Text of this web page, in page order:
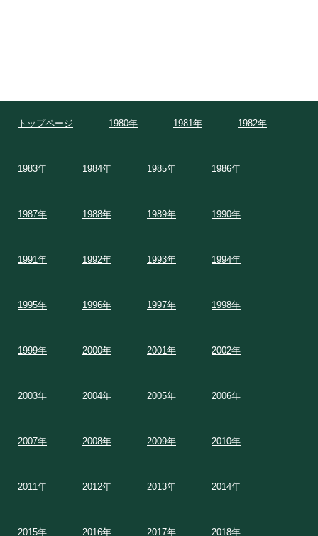
トップページ 1980年 1981年 1982年
1983年 1984年 1985年 1986年
1987年 1988年 1989年 1990年
1991年 1992年 1993年 1994年
1995年 1996年 1997年 1998年
1999年 2000年 2001年 2002年
2003年 2004年 2005年 2006年
2007年 2008年 2009年 2010年
2011年 2012年 2013年 2014年
2015年 2016年 2017年 2018年